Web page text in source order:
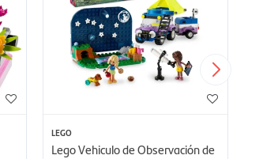
LEGO
Lego Vehiculo de Observación de